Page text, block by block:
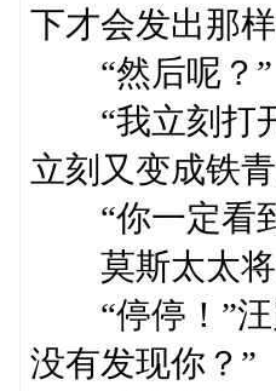
下才会发出那
“然后呢？”
“我立刻打开
立刻又变成铁青
“你一定看到
莫斯太太将
“停停！”汪
没有发现你？”